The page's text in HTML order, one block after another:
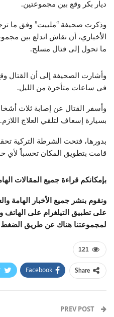
ديار بكر وقع بين مجموعتين.
وذكرت صحيفة “ملييت” وفق ما
الأخباري، أن نقاش اندلع بين
ما تحول إلى قتال مسلح.
وأشارت الصحيفة إلى أن القتال
في ساعات متأخرة من الليل.
وأسفر القتال عن إصابة ثلاث
بسيارة إسعاف لتلقي العلاج اللازم.
بدورها، فتحت الشرطة التركية
قامت بتطويق المكان تحسباً لأي
بإمكانكم قراءة جميع المقالات
ونقوم بنشر جميع الأخبار الهامة
على تطبيق التيلغرام على الهاتف
لمجموعتنا هناك عن طريق الضغط
121
Share
Facebook